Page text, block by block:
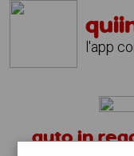
l'app
auto in